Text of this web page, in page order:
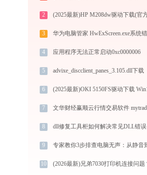
2
3
4 应用程序无法正常启动0xc0000006
5 advixe_discclient_panes_3.105.dll下载
6
7
8 dll修复工具柜如何解决常见DLL错误
9
10